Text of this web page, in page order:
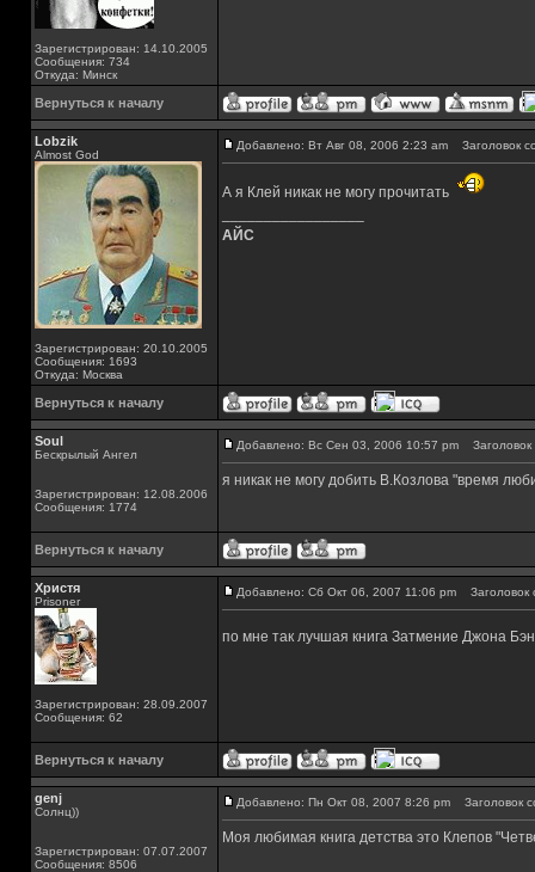
Зарегистрирован: 14.10.2005
Сообщения: 734
Откуда: Минск
Вернуться к началу
Lobzik
Almost God
Зарегистрирован: 20.10.2005
Сообщения: 1693
Откуда: Москва
Добавлено: Вт Авг 08, 2006 2:23 am Заголовок
А я Клей никак не могу прочитать
АЙС
Вернуться к началу
Soul
Бескрылый Ангел
Зарегистрирован: 12.08.2006
Сообщения: 1774
Добавлено: Вс Сен 03, 2006 10:57 pm
я никак не могу добить В.Козлова "время
Вернуться к началу
Христя
Prisoner
Зарегистрирован: 28.09.2007
Сообщения: 62
Добавлено: Сб Окт 06, 2007 11:06 pm Заголовок
по мне так лучшая книга Затмение Джона
Вернуться к началу
genj
Солнц))
Зарегистрирован: 07.07.2007
Сообщения: 8506
Добавлено: Пн Окт 08, 2007 8:26 pm Заголовок
Моя любимая книга детства это Клепов